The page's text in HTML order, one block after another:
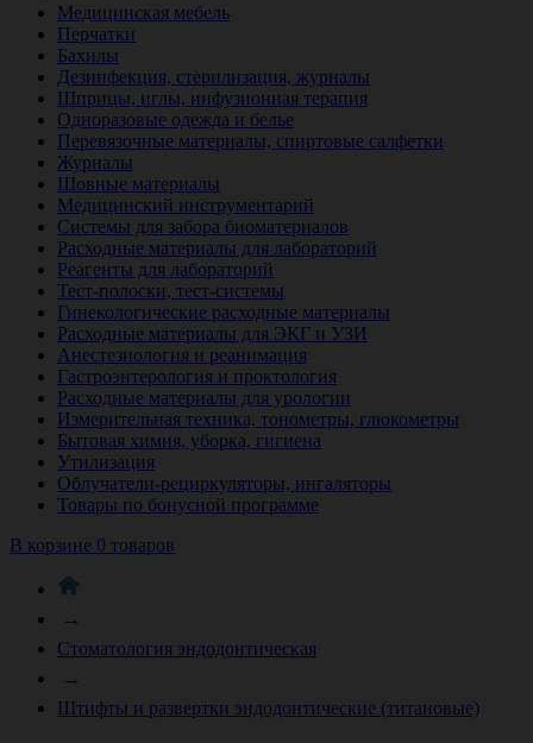
Медицинская мебель
Перчатки
Бахилы
Дезинфекция, стерилизация, журналы
Шприцы, иглы, инфузионная терапия
Одноразовые одежда и белье
Перевязочные материалы, спиртовые салфетки
Журналы
Шовные материалы
Медицинский инструментарий
Системы для забора биоматериалов
Расходные материалы для лабораторий
Реагенты для лабораторий
Тест-полоски, тест-системы
Гинекологические расходные материалы
Расходные материалы для ЭКГ и УЗИ
Анестезиология и реанимация
Гастроэнтерология и проктология
Расходные материалы для урологии
Измерительная техника, тонометры, глюкометры
Бытовая химия, уборка, гигиена
Утилизация
Облучатели-рециркуляторы, ингаляторы
Товары по бонусной программе
В корзине 0 товаров
→
Стоматология эндодонтическая
→
Штифты и развертки эндодонтические (титановые)